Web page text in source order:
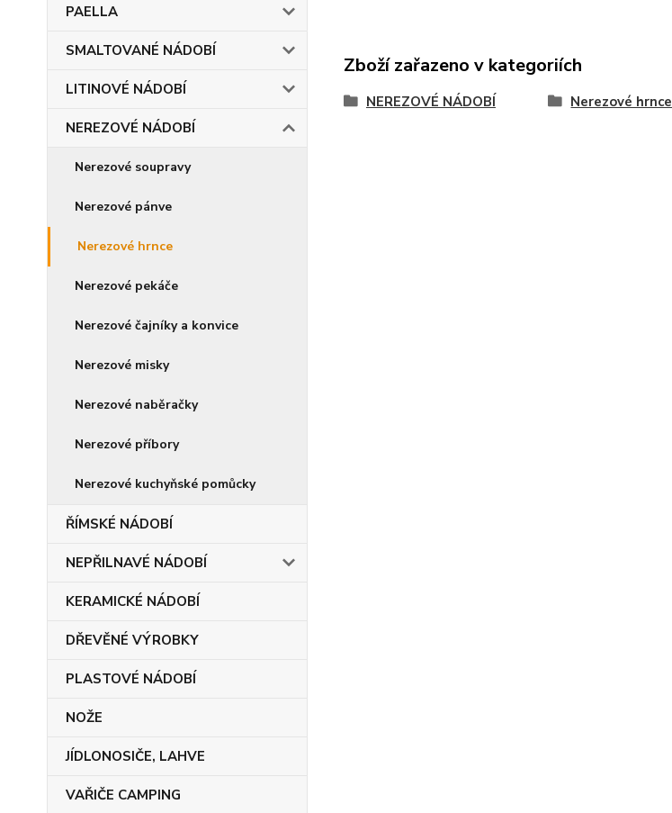
PAELLA
SMALTOVANÉ NÁDOBÍ
LITINOVÉ NÁDOBÍ
NEREZOVÉ NÁDOBÍ
Nerezové soupravy
Nerezové pánve
Nerezové hrnce
Nerezové pekáče
Nerezové čajníky a konvice
Nerezové misky
Nerezové naběračky
Nerezové příbory
Nerezové kuchyňské pomůcky
ŘÍMSKÉ NÁDOBÍ
NEPŘILNAVÉ NÁDOBÍ
KERAMICKÉ NÁDOBÍ
DŘEVĚNÉ VÝROBKY
PLASTOVÉ NÁDOBÍ
NOŽE
JÍDLONOSIČE, LAHVE
VAŘIČE CAMPING
Zboží zařazeno v kategoriích
NEREZOVÉ NÁDOBÍ Nerezové hrnce